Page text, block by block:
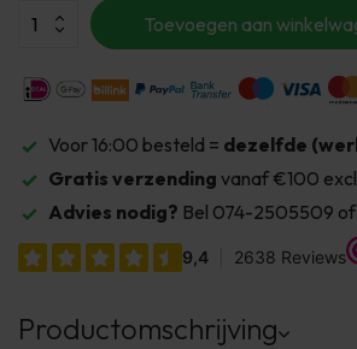
Toevoegen aan
Voor 16:00 besteld = dezelfde
Gratis verzending vanaf €100
Advies nodig? Bel 074-2505509
Productomschrijving